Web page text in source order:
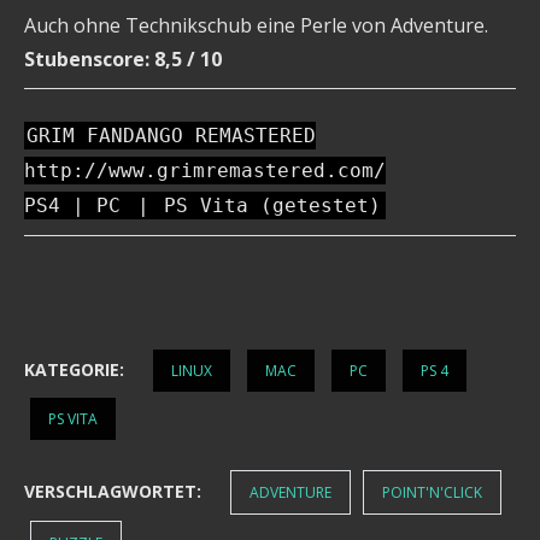
Auch ohne Technikschub eine Perle von Adventure.
Stubenscore: 8,5 / 10
GRIM FANDANGO REMASTERED
http://www.grimremastered.com/
PS4 | PC
| PS Vita (getestet)
KATEGORIE: LINUX MAC PC PS 4
PS VITA
VERSCHLAGWORTET: ADVENTURE POINT'N'CLICK